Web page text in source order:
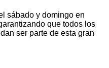
sábado y domingo en
que todos los
ser parte de esta gran